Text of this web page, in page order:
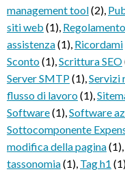
management tool(2),
siti web (1),
assistenza(1), Ricordami
Sconto(1),Scrittura SEO
Server SMTP(1),Servizi
flusso di lavoro(1),
Software(1),Software
Sottocomponente
modifica della pagina(1),
tassonomia(1), Tag h1